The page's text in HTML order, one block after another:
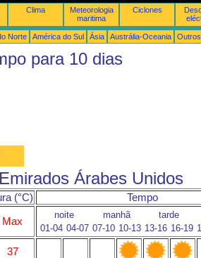
Clima
Meteorologia
maritima
Ciclones
Norte América do Sul Ásia Austrália-Oceania Outros
para 10 dias
Árabes Unidos
(°C) Tempo
Max
noite manhã tarde
01-04 04-07 07-10 10-13 13-16 16-19
37